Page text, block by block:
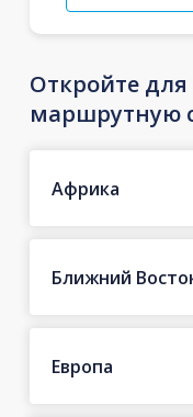
Откройте
маршрутную
Африка
Ближний
Европа